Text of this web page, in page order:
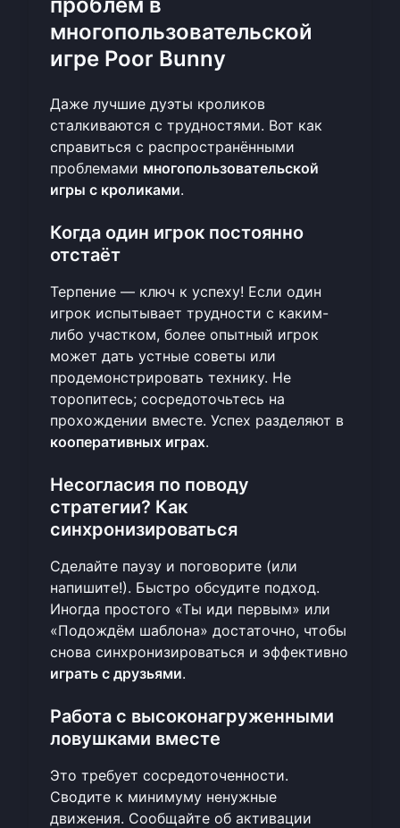
многопользовательской
игре Poor Bunny
Даже лучшие дуэты кроликов
сталкиваются с трудностями. Вот как
справиться с распространёнными
проблемами многопользовательской
игры с кроликами.
Когда один игрок постоянно
отстаёт
Терпение — ключ к успеху! Если один
игрок испытывает трудности с каким-
либо участком, более опытный игрок
может дать устные советы или
продемонстрировать технику. Не
торопитесь; сосредоточьтесь на
прохождении вместе. Успех разделяют в
кооперативных играх.
Несогласия по поводу
стратегии? Как
синхронизироваться
Сделайте паузу и поговорите (или
напишите!). Быстро обсудите подход.
Иногда простого «Ты иди первым» или
«Подождём шаблона» достаточно, чтобы
снова синхронизироваться и эффективно
играть с друзьями.
Работа с высоконагруженными
ловушками вместе
Это требует сосредоточенности.
Сводите к минимуму ненужные
движения. Сообщайте об активации